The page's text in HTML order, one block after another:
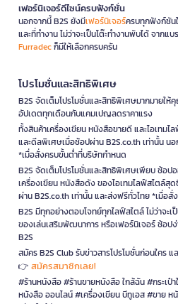
เฟอร์นิเจอร์ดีไซน์ครบฟังก์ชั่น
นอกจากนี้ B2S ยังมีเฟอร์นิเจอร์ครบทุกฟังก์ชัน
และที่ทำงาน ไม่ว่าจะเป็นโต๊ะทำงานพับได้ จากแ
Furradecก็มีให้เลือกครบครัน
โปรโมชั่นและสิทธิพิเศษ
B2S จัดเต็มโปรโมชั่นและสิทธิพิเศษมากมายใ
อัปเดตทุกเดือนกับแคมเปญลดราคาแรง
ทั้งสินค้าเครื่องเขียน หนังสือขายดี และไอเทม
และดีลพิเศษเมื่อช้อปผ่าน B2S.co.th เท่านั้น น
*เมื่อสั่งครบขั้นต่ำที่บริษัทกำหนด
B2S จัดเต็มโปรโมชั่นและสิทธิพิเศษเพียบ ช้อป
เครื่องเขียน หนังสือดัง ของไอเทมไลฟ์สไตล์
ผ่าน B2S.co.th เท่านั้น และส่งฟรีทั่วไทย *เมื่อ
B2S มีทุกอย่างตอบโจทย์ทุกไลฟ์สไตล์ ไม่ว่าจะ
ของเล่นเสริมพัฒนาการ หรือเฟอร์นิเจอร์ ช้อป
B2S
สมัคร B2S Club รับข่าวสารโปรโมชั่นก่อนใคร
👉 สมัครสมาชิกเลย!
#ร้านหนังสือ #ร้านขายหนังสือ ใกล้ฉัน #กระเป๋
หนังสือ ออนไลน์ #เครื่องเขียน บีทูเอส #ขาย ห